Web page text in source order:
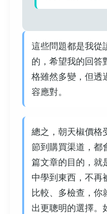
這些問題都是我從
的，希望我的回答
格雖然多變，但透
容應對。
總之，朝天椒價格
節到購買渠道，都
篇文章的目的，就
中學到東西，不再
比較、多檢查，你
出更聰明的選擇。